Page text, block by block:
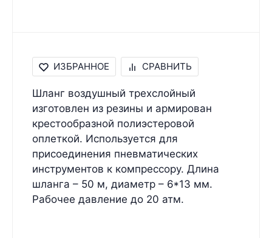
ИЗБРАННОЕ СРАВНИТЬ
Шланг воздушный трехслойный
изготовлен из резины и армирован
крестообразной полиэстеровой
оплеткой. Используется для
присоединения пневматических
инструментов к компрессору. Длина
шланга – 50 м, диаметр – 6*13 мм.
Рабочее давление до 20 атм.